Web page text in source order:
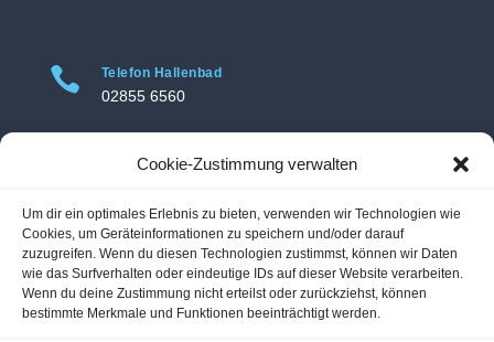
Cookie-Zustimmung verwalten
Um dir ein optimales Erlebnis zu bieten, verwenden wir Technologien wie
Cookies, um Geräteinformationen zu speichern und/oder darauf
zuzugreifen. Wenn du diesen Technologien zustimmst, können wir Daten
wie das Surfverhalten oder eindeutige IDs auf dieser Website verarbeiten.
Wenn du deine Zustimmung nicht erteilst oder zurückziehst, können
bestimmte Merkmale und Funktionen beeinträchtigt werden.
 Telefon Hallenbad
02855 6560
02855 3469
 Adresse Hallenbad
Hallenbad Voerde
Am Hallenbad 11
46562 Voerde-Friedrichsfeld